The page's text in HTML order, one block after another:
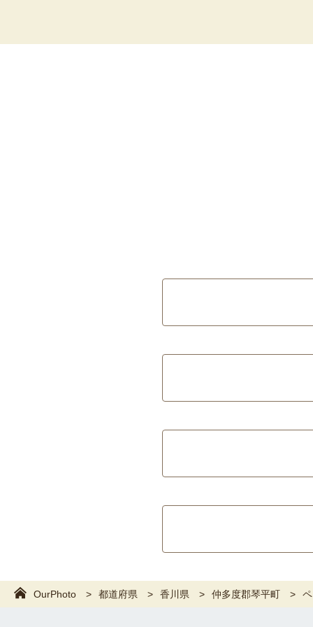
OurPhoto 都道府県 香川県 仲多度郡琴平町